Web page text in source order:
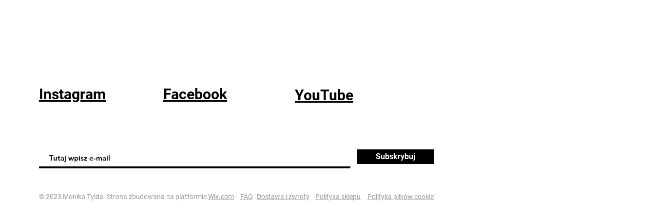
Instagram Facebook YouTube
Subskrybuj
© 2023 Monika Tylda. Strona zbudowana na platformieWix.com FAQ Dostawa i zwroty Polityka sklepu Polityka plików cookie